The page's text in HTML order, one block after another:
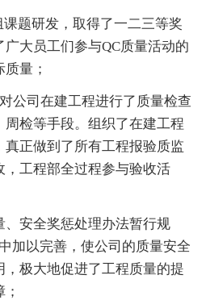
课题研发，取得了一二三等奖
大员工们参与QC质量活动的
量；
公司在建工程进行了质量检查
周检等手段。组织了在建工程
正做到了所有工程报验质监
工程部全过程参与验收活
、安全奖惩处理办法暂行规
加以完善，使公司的质量安全
极大地促进了工程质量的提